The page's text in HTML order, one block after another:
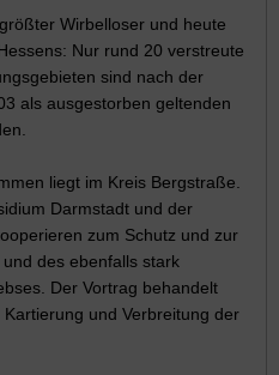
Wirbelloser und heute
Nur rund 20 verstreute
sind nach der
als ausgestorben geltenden
liegt im Kreis Bergstraße.
Darmstadt und der
zum Schutz und zur
des ebenfalls stark
Der Vortrag behandelt
und Verbreitung der